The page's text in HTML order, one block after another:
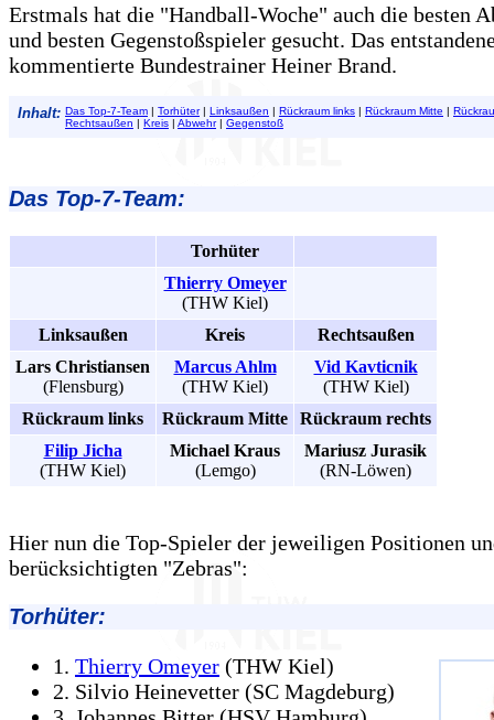
Erstmals hat die "Handball-Woche" auch die besten
und besten Gegenstoßspieler gesucht. Das
kommentierte Bundestrainer Heiner Brand.
Inhalt: Das Top-7-Team | Torhüter| Linksaußen | Rückraum links | Rückraum Mitte |
Rechtsaußen | Kreis | Abwehr| Gegenstoß
Das Top-7-Team:
Torhüter
Thierry Omeyer
(THW Kiel)
Linksaußen
Kreis
Rechtsaußen
Lars Christiansen
(Flensburg)
Marcus Ahlm
(THW Kiel)
Vid Kavticnik
(THW Kiel)
Rückraum links
Rückraum Mitte
Rückraum rechts
Filip Jicha
(THW Kiel)
Michael Kraus
(Lemgo)
Mariusz Jurasik
(RN-Löwen)
Hier nun die Top-Spieler der jeweiligen Positionen
berücksichtigten "Zebras":
Torhüter:
1. Thierry Omeyer (THW Kiel)
2. Silvio Heinevetter (SC Magdeburg)